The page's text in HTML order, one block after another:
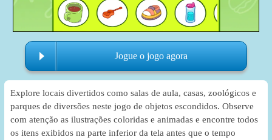
Jogue o jogo agora
Explore locais divertidos como salas de aula, casas, zoológicos e
parques de diversões neste jogo de objetos escondidos. Observe
com atenção as ilustrações coloridas e animadas e encontre todos
os itens exibidos na parte inferior da tela antes que o tempo